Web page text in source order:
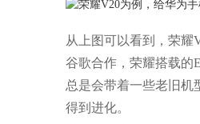
从上图可以看到，荣耀
谷歌合作，荣耀搭载的
总是会带着一些老旧机
得到进化。